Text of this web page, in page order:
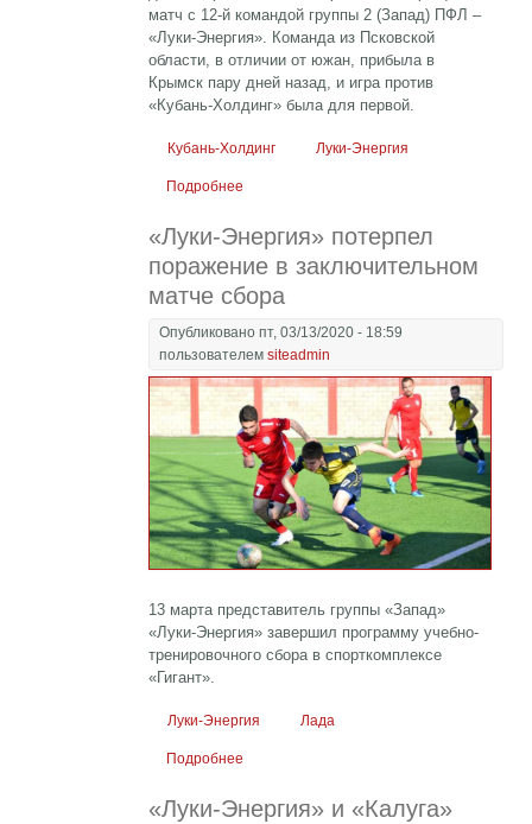
матч с 12-й командой группы 2 (Запад) ПФЛ –
«Луки-Энергия». Команда из Псковской
области, в отличии от южан, прибыла в
Крымск пару дней назад, и игра против
«Кубань-Холдинг» была для первой.
Кубань-Холдинг Луки-Энергия
Подробнее
Энергия»
«Луки-Энергия» потерпел
поражение в заключительном
матче сбора
Опубликовано пт, 03/13/2020 - 18:59
пользователемsiteadmin
13 марта представитель группы «Запад»
«Луки-Энергия» завершил программу учебно-
тренировочного сбора в спорткомплексе
«Гигант».
Луки-Энергия Лада
Подробнее
«Луки-Энергия» и «Калуга»